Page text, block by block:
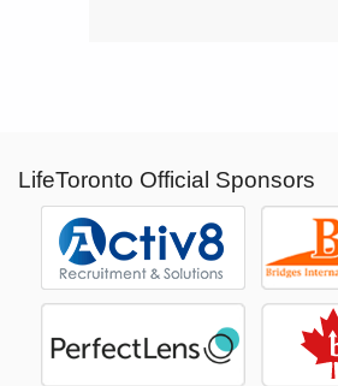
LifeToronto Official Sponsors